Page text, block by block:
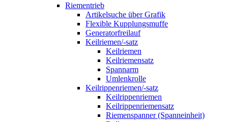
Riementrieb
Artikelsuche über Grafik
Flexible Kupplungsmuffe
Generatorfreilauf
Keilriemen/-satz
Keilriemen
Keilriemensatz
Spannarm
Umlenkrolle
Keilrippenriemen/-satz
Keilrippenriemen
Keilrippenriemensatz
Riemenspanner (Spanneinheit)